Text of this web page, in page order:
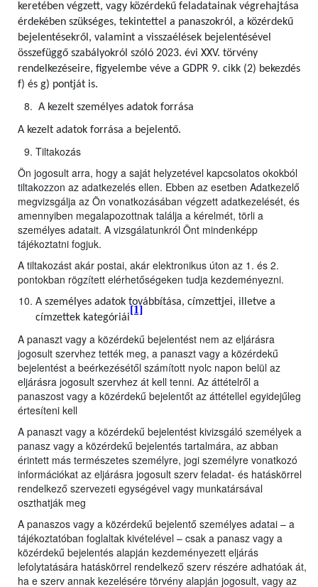
keretében végzett, vagy közérdekű feladatainak végrehajtása
érdekében szükséges, tekintettel a panaszokról, a közérdekű
bejelentésekről, valamint a visszaélések bejelentésével
összefüggő szabályokról szóló 2023. évi XXV. törvény
rendelkezéseire, figyelembe véve a GDPR 9. cikk (2) bekezdés
f) és g) pontját is.
A kezelt személyes adatok forrása
A kezelt adatok forrása a bejelentő.
Tiltakozás
Ön jogosult arra, hogy a saját helyzetével kapcsolatos okokból
tiltakozzon az adatkezelés ellen. Ebben az esetben Adatkezelő
megvizsgálja az Ön vonatkozásában végzett adatkezelését, és
amennyiben megalapozottnak találja a kérelmét, törli a
személyes adatait. A vizsgálatunkról Önt mindenképp
tájékoztatni fogjuk.
A tiltakozást akár postai, akár elektronikus úton az 1. és 2.
pontokban rögzített elérhetőségeken tudja kezdeményezni.
A személyes adatok továbbítása, címzettjei, illetve a
címzettek kategóriái
[1]
A panaszt vagy a közérdekű bejelentést nem az eljárásra
jogosult szervhez tették meg, a panaszt vagy a közérdekű
bejelentést a beérkezésétől számított nyolc napon belül az
eljárásra jogosult szervhez át kell tenni. Az áttételről a
panaszost vagy a közérdekű bejelentőt az áttétellel egyidejűleg
értesíteni kell
A panaszt vagy a közérdekű bejelentést kivizsgáló személyek a
panasz vagy a közérdekű bejelentés tartalmára, az abban
érintett más természetes személyre, jogi személyre vonatkozó
információkat az eljárásra jogosult szerv feladat- és hatáskörrel
rendelkező szervezeti egységével vagy munkatársával
oszthatják meg
A panaszos vagy a közérdekű bejelentő személyes adatai – a
tájékoztatóban foglaltak kivételével – csak a panasz vagy a
közérdekű bejelentés alapján kezdeményezett eljárás
lefolytatására hatáskörrel rendelkező szerv részére adhatóak át,
ha e szerv annak kezelésére törvény alapján jogosult, vagy az